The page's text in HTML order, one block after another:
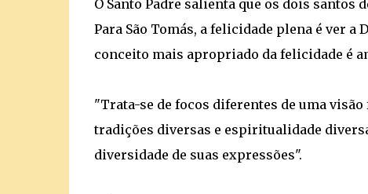
O Santo Padre salienta que os dois
Para São Tomás, a felicidade plena é ver a
conceito mais apropriado da felicidade é
"Trata-se de focos diferentes de uma
tradições diversas e espiritualidade
diversidade de suas expressões".